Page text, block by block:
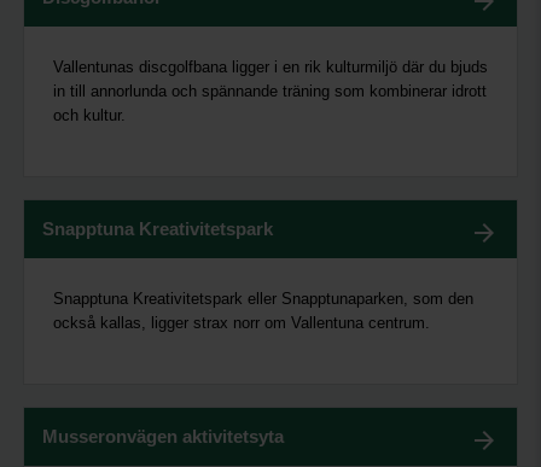
Vallentunas discgolfbana ligger i en rik kulturmiljö där du bjuds
in till annorlunda och spännande träning som kombinerar idrott
och kultur.
Snapptuna Kreativitetspark
Snapptuna Kreativitetspark eller Snapptunaparken, som den
också kallas, ligger strax norr om Vallentuna centrum.
Musseronvägen aktivitetsyta